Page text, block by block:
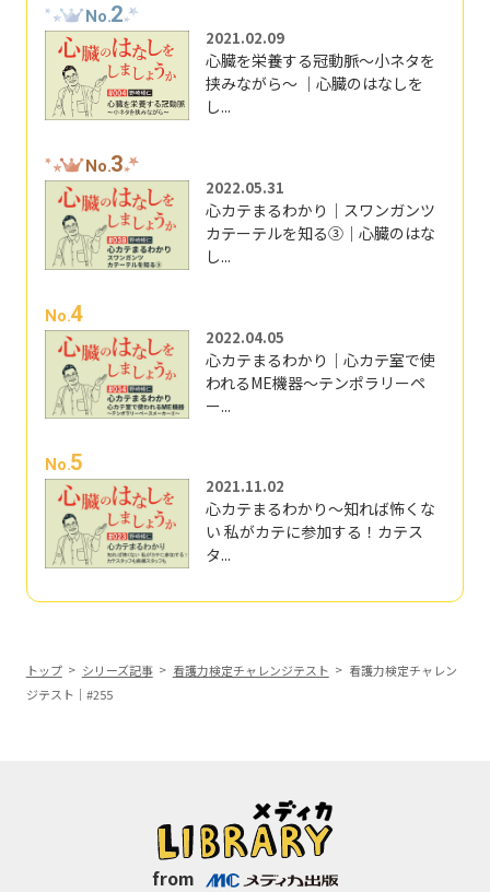
No.2
2021.02.09
心臓を栄養する冠動脈～小ネタを
挟みながら～ ｜心臓のはなしを
し...
No.3
2022.05.31
心カテまるわかり｜スワンガンツ
カテーテルを知る③｜心臓のはな
し...
No.4
2022.04.05
心カテまるわかり｜心カテ室で使
われるME機器～テンポラリーペ
ー...
No.5
2021.11.02
心カテまるわかり～知れば怖くな
い 私がカテに参加する！カテス
タ...
トップ シリーズ記事 看護力検定チャレンジテスト
看護力検定チャレン
ジテスト｜#255
from